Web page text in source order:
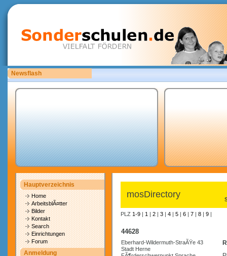
Newsflash
Bitte laden Sie eigene copyrightfreie Unterrichtsmaterialien hoch.
Hauptverzeichnis
Home
ArbeitsblÃ¤tter
Bilder
Kontakt
Search
Einrichtungen
Forum
Anmeldung
mosDirectory
PLZ 1-9 | 1 | 2 | 3 | 4 | 5 | 6 | 7 | 8 | 9 |
44628
Eberhard-Wildermuth-StraÃŸe 43
Stadt Herne